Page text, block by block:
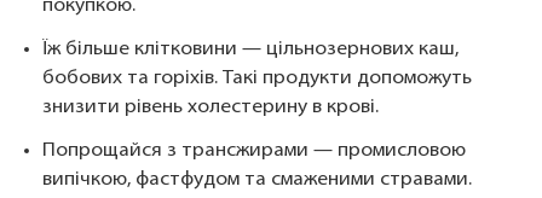
покупкою.
Їж більше клітковини — цільнозернових каш,
бобових та горіхів. Такі продукти допоможуть
знизити рівень холестерину в крові.
Попрощайся з трансжирами — промисловою
випічкою, фастфудом та смаженими стравами.